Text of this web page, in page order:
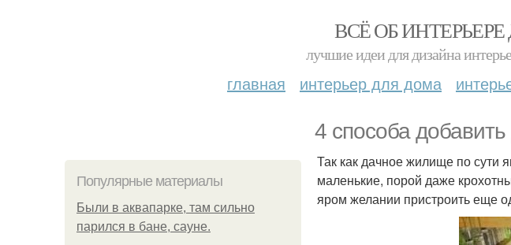
ВСЁ ОБ
лучшие идеи для дизайна
главная интерьер для дома
4 способа
Популярные материалы
Были в аквапарке, там сильно
парился в бане, сауне.
Так как дачное жилище по сути
маленькие, порой даже
яром желании пристроить еще